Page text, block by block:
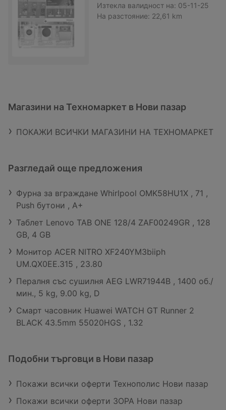
Изтекла валидност на: 05-11-25
На разстояние: 22,61 km
Магазини на Техномаркет в Нови пазар
ПОКАЖИ ВСИЧКИ МАГАЗИНИ НА ТЕХНОМАРКЕТ
Разгледай още предложения
Фурна за вграждане Whirlpool OMK58HU1X , 71 ,
Push бутони , А+
Таблет Lenovo TAB ONE 128/4 ZAF00249GR , 128
GB, 4 GB
Монитор ACER NITRO XF240YM3biiph
UM.QX0EE.315 , 23.80
Пералня със сушилня AEG LWR71944B , 1400 об./
мин., 5 kg, 9.00 kg, D
Смарт часовник Huawei WATCH GT Runner 2
BLACK 43.5mm 55020HGS , 1.32
Подобни търговци в Нови пазар
Покажи всички оферти Технополис Нови пазар
Покажи всички оферти ЗОРА Нови пазар